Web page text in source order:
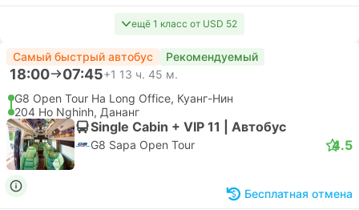
ещё 1 класс от USD 52
Самый быстрый автобус Рекомендуемый
18:00 07:45+1 13 ч. 45 м.
G8 Open Tour Ha Long Office, Куанг-Нин
204 Ho Nghinh, Дананг
Single Cabin + VIP 11 | Автобус
G8 Sapa Open Tour 4.5
Бесплатная отмена